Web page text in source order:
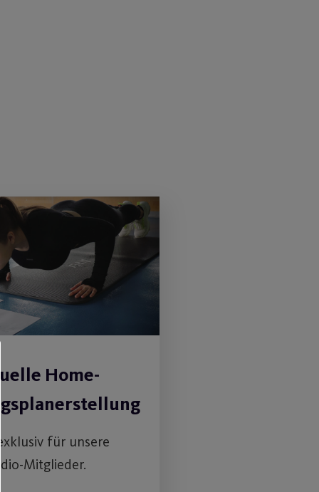
Home-
für unsere
Mitglieder.